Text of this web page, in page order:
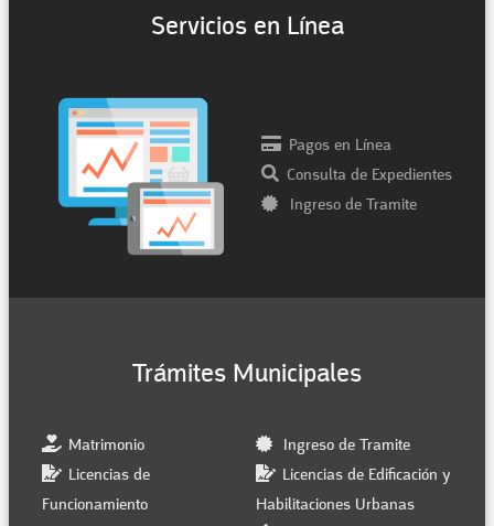
Servicios en Línea
Pagos en Línea
Consulta de Expedientes
Ingreso de Tramite
Trámites Municipales
Matrimonio
Licencias de
Funcionamiento
Ingreso de Tramite
Licencias de Edificación y
Habilitaciones Urbanas